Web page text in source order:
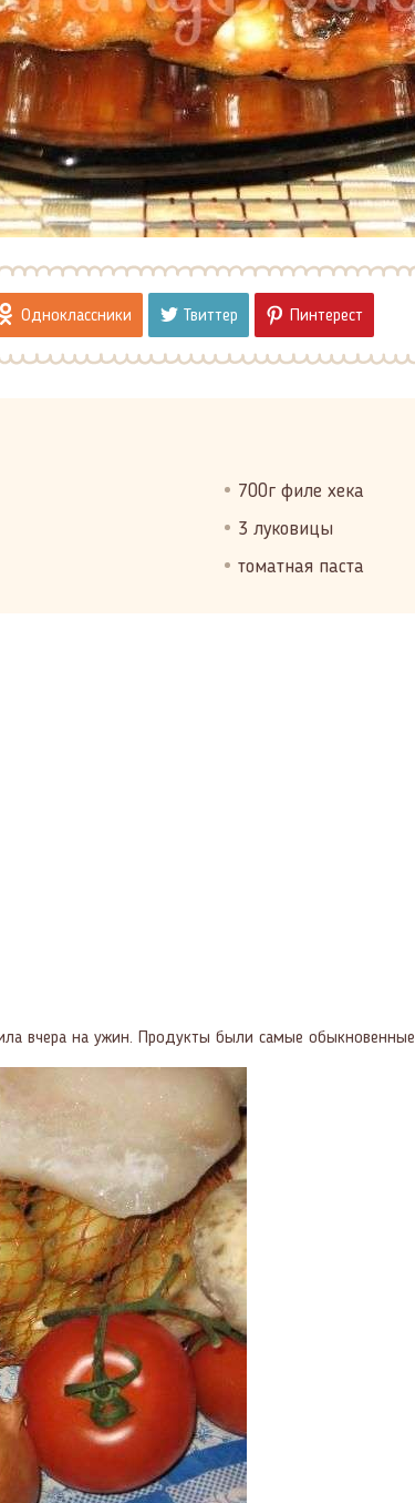
Одноклассники Твиттер Пинтерест
700г филе хека
3 луковицы
томатная паста
вчера на ужин. Продукты были самые